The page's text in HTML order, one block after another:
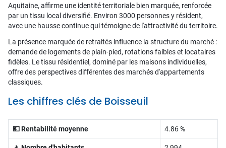
Aquitaine, affirme une identité territoriale bien marquée, renforcée
par un tissu local diversifié. Environ 3000 personnes y résident,
avec une hausse continue qui témoigne de l'attractivité du territoire.
La présence marquée de retraités influence la structure du marché :
demande de logements de plain-pied, rotations faibles et locataires
fidèles. Le tissu résidentiel, dominé par les maisons individuelles,
offre des perspectives différentes des marchés d'appartements
classiques.
Les chiffres clés de Boisseuil
💵 Rentabilité moyenne 4.86 %